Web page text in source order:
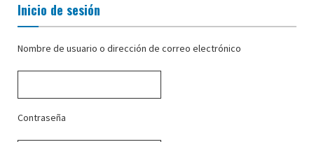
Inicio de sesión
Nombre de usuario o dirección de correo electrónico
Contraseña